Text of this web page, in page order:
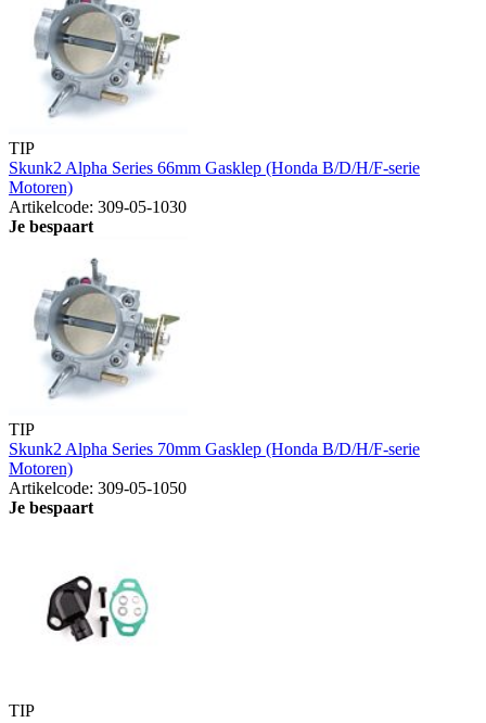
TIP
Skunk2 Alpha Series 66mm Gasklep (Honda B/D/H/F-serie
Motoren)
Artikelcode: 309-05-1030
Je bespaart
TIP
Skunk2 Alpha Series 70mm Gasklep (Honda B/D/H/F-serie
Motoren)
Artikelcode: 309-05-1050
Je bespaart
TIP